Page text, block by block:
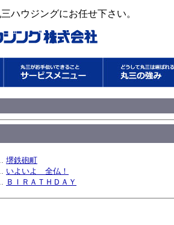
ハウジングにお任せ下さい。
堺鉄砲町
いよいよ 全仏！
ＢＩＲＡＴＨＤＡＹ